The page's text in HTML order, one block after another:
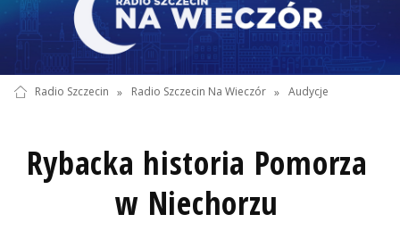
Radio Szczecin » Radio Szczecin Na Wieczór » Audycje
Rybacka historia Pomorza
w Niechorzu